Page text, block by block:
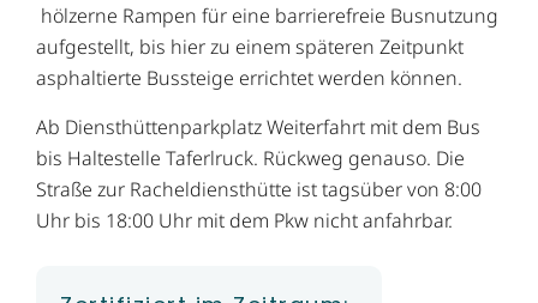
hölzerne Rampen für eine barrierefreie Busnutzung
aufgestellt, bis hier zu einem späteren Zeitpunkt
asphaltierte Bussteige errichtet werden können.
Ab Diensthüttenparkplatz Weiterfahrt mit dem Bus
bis Haltestelle Taferlruck. Rückweg genauso. Die
Straße zur Racheldiensthütte ist tagsüber von 8:00
Uhr bis 18:00 Uhr mit dem Pkw nicht anfahrbar.